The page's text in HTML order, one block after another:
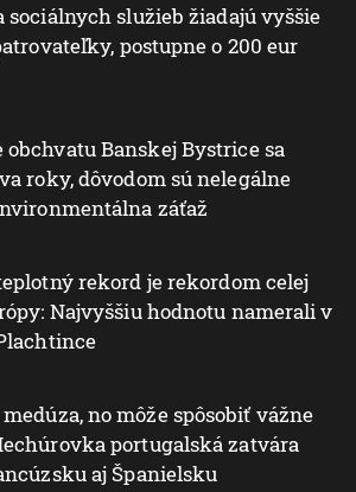
sociálnych služieb žiadajú vyššie
postupne o 200 eur
obchvatu Banskej Bystrice sa
roky, dôvodom sú nelegálne
záťaž
rekord je rekordom celej
Najvyššiu hodnotu namerali v
no môže spôsobiť vážne
portugalská zatvára
aj Španielsku